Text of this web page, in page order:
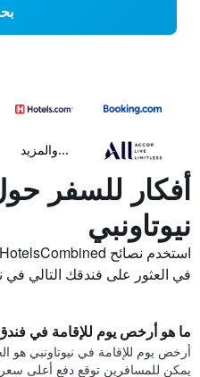
...والمزيد
أفكار للسفر
نيوتاونبي
في العثور على فندقك التالي في
ما هو أرخص يوم للإقامة في
يمكن للمسافرين توقع دفع أعلى